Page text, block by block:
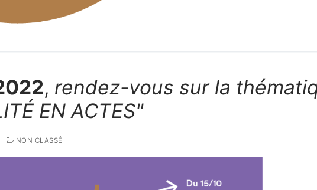
, rendez-vous sur la
EN ACTES"
NON CLASSÉ